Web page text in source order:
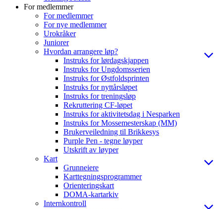
For medlemmer
For medlemmer
For nye medlemmer
Urokråker
Juniorer
Hvordan arrangere løp?
Instruks for lørdagskjappen
Instruks for Ungdomsserien
Instruks for Østfoldsprinten
Instruks for nyttårsløpet
Instruks for treningsløp
Rekruttering CF-løpet
Instruks for aktivitetsdag i Nesparken
Instruks for Mossemesterskap (MM)
Brukerveiledning til Brikkesys
Purple Pen - tegne løyper
Utskrift av løyper
Kart
Grunneiere
Karttegningsprogrammer
Orienteringskart
DOMA-kartarkiv
Internkontroll